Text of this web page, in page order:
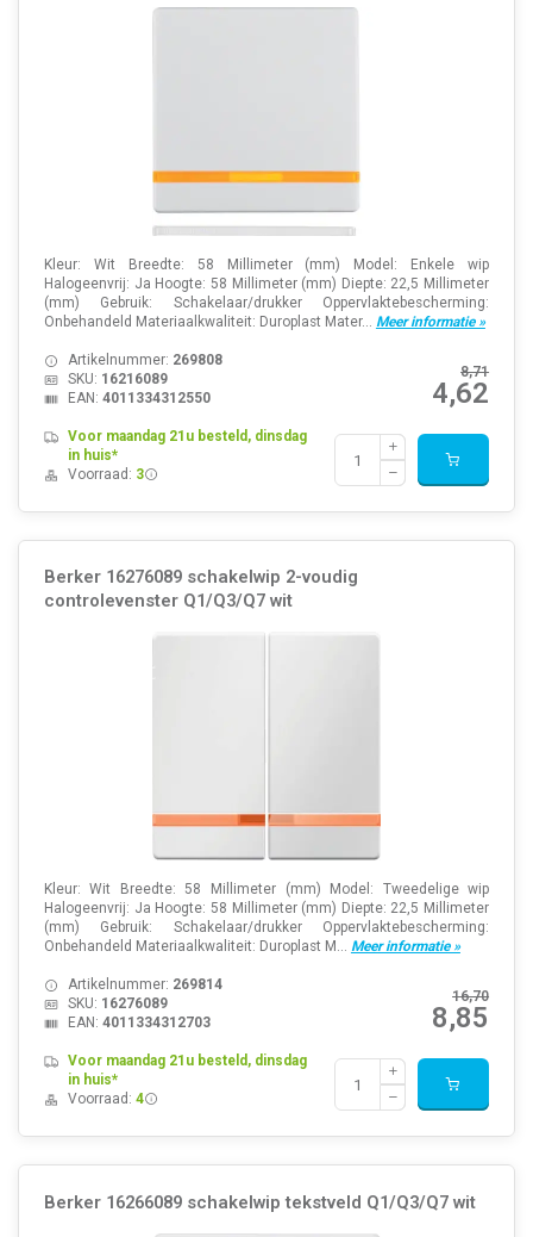
Kleur: Wit Breedte: 58 Millimeter (mm) Model: Enkele wip
Halogeenvrij: Ja Hoogte: 58 Millimeter (mm) Diepte: 22,5 Millimeter
(mm) Gebruik: Schakelaar/drukker Oppervlaktebescherming:
Onbehandeld Materiaalkwaliteit: Duroplast Mater... Meer informatie »
8,71
4,62
Artikelnummer: 269808
SKU: 16216089
EAN: 4011334312550
Voor maandag 21u besteld, dinsdag
in huis*
Voorraad: 3
Berker 16276089 schakelwip 2-voudig
controlevenster Q1/Q3/Q7 wit
Kleur: Wit Breedte: 58 Millimeter (mm) Model: Tweedelige wip
Halogeenvrij: Ja Hoogte: 58 Millimeter (mm) Diepte: 22,5 Millimeter
(mm) Gebruik: Schakelaar/drukker Oppervlaktebescherming:
Onbehandeld Materiaalkwaliteit: Duroplast M... Meer informatie »
16,70
8,85
Artikelnummer: 269814
SKU: 16276089
EAN: 4011334312703
Voor maandag 21u besteld, dinsdag
in huis*
Voorraad: 4
Berker 16266089 schakelwip tekstveld Q1/Q3/Q7 wit